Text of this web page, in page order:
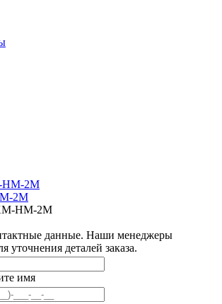
2M
HM-2M
данные. Наши менеджеры
уточнения деталей заказа.
имя